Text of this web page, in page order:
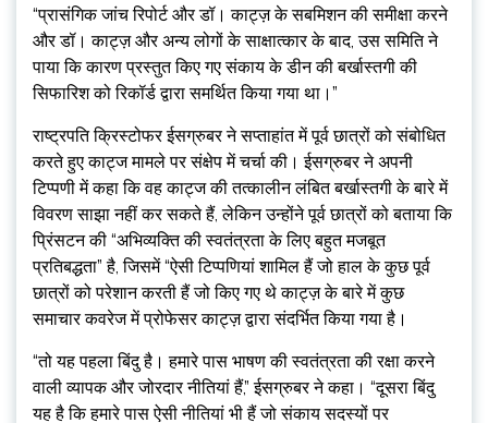
“प्रासंगिक जांच रिपोर्ट और डॉ। काट्ज़ के सबमिशन की समीक्षा करने
और डॉ। काट्ज़ और अन्य लोगों के साक्षात्कार के बाद, उस समिति ने
पाया कि कारण प्रस्तुत किए गए संकाय के डीन की बर्खास्तगी की
सिफारिश को रिकॉर्ड द्वारा समर्थित किया गया था।”
राष्ट्रपति क्रिस्टोफर ईसग्रुबर ने सप्ताहांत में पूर्व छात्रों को संबोधित
करते हुए काट्ज मामले पर संक्षेप में चर्चा की। ईसग्रुबर ने अपनी
टिप्पणी में कहा कि वह काट्ज की तत्कालीन लंबित बर्खास्तगी के बारे में
विवरण साझा नहीं कर सकते हैं, लेकिन उन्होंने पूर्व छात्रों को बताया कि
प्रिंसटन की “अभिव्यक्ति की स्वतंत्रता के लिए बहुत मजबूत
प्रतिबद्धता” है, जिसमें “ऐसी टिप्पणियां शामिल हैं जो हाल के कुछ पूर्व
छात्रों को परेशान करती हैं जो किए गए थे काट्ज़ के बारे में कुछ
समाचार कवरेज में प्रोफेसर काट्ज़ द्वारा संदर्भित किया गया है।
“तो यह पहला बिंदु है। हमारे पास भाषण की स्वतंत्रता की रक्षा करने
वाली व्यापक और जोरदार नीतियां हैं,” ईसग्रुबर ने कहा। “दूसरा बिंदु
यह है कि हमारे पास ऐसी नीतियां भी हैं जो संकाय सदस्यों पर